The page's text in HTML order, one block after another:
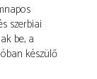
szerbiai
be, a
készülő